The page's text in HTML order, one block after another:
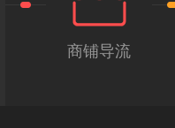
商铺导流